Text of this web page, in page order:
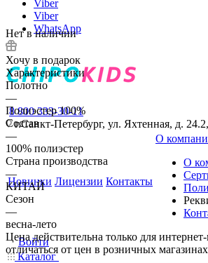
Viber
Viber
WhatsApp
8 800 333-30-11
г.Санкт-Петербург, ул. Яхтенная, д.
Новинки Лицензии Контакты
О
О
Войти
Каталог
Нет в наличии
Хочу в подарок
Характеристики
Полотно
—
Полиэстер 100%
Состав
—
100% полиэстер
Страна производства
—
КИТАЙ
Сезон
—
весна-лето
Цена действительна только для
отличаться от цен в розничных магазинах